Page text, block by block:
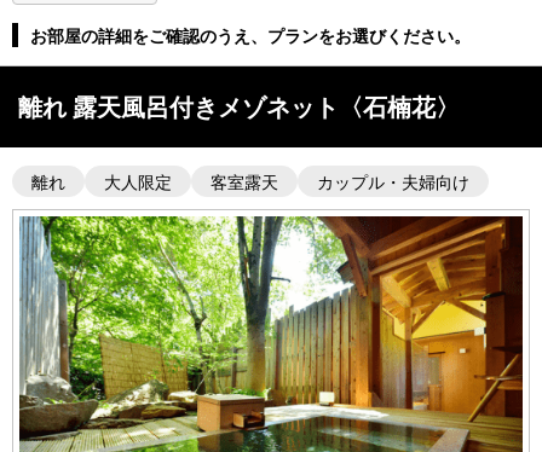
お部屋の詳細をご確認のうえ、プランをお選びください。
離れ 露天風呂付きメゾネット〈石楠花〉
離れ 大人限定 客室露天 カップル・夫婦向け